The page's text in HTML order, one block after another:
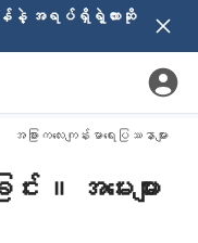
န်နဲ့ အရပ်ရှိရဲ့လားဆို
အခြားကလေးကျန်းမာရေးပြဿနာများ
း ။ အမေးများ